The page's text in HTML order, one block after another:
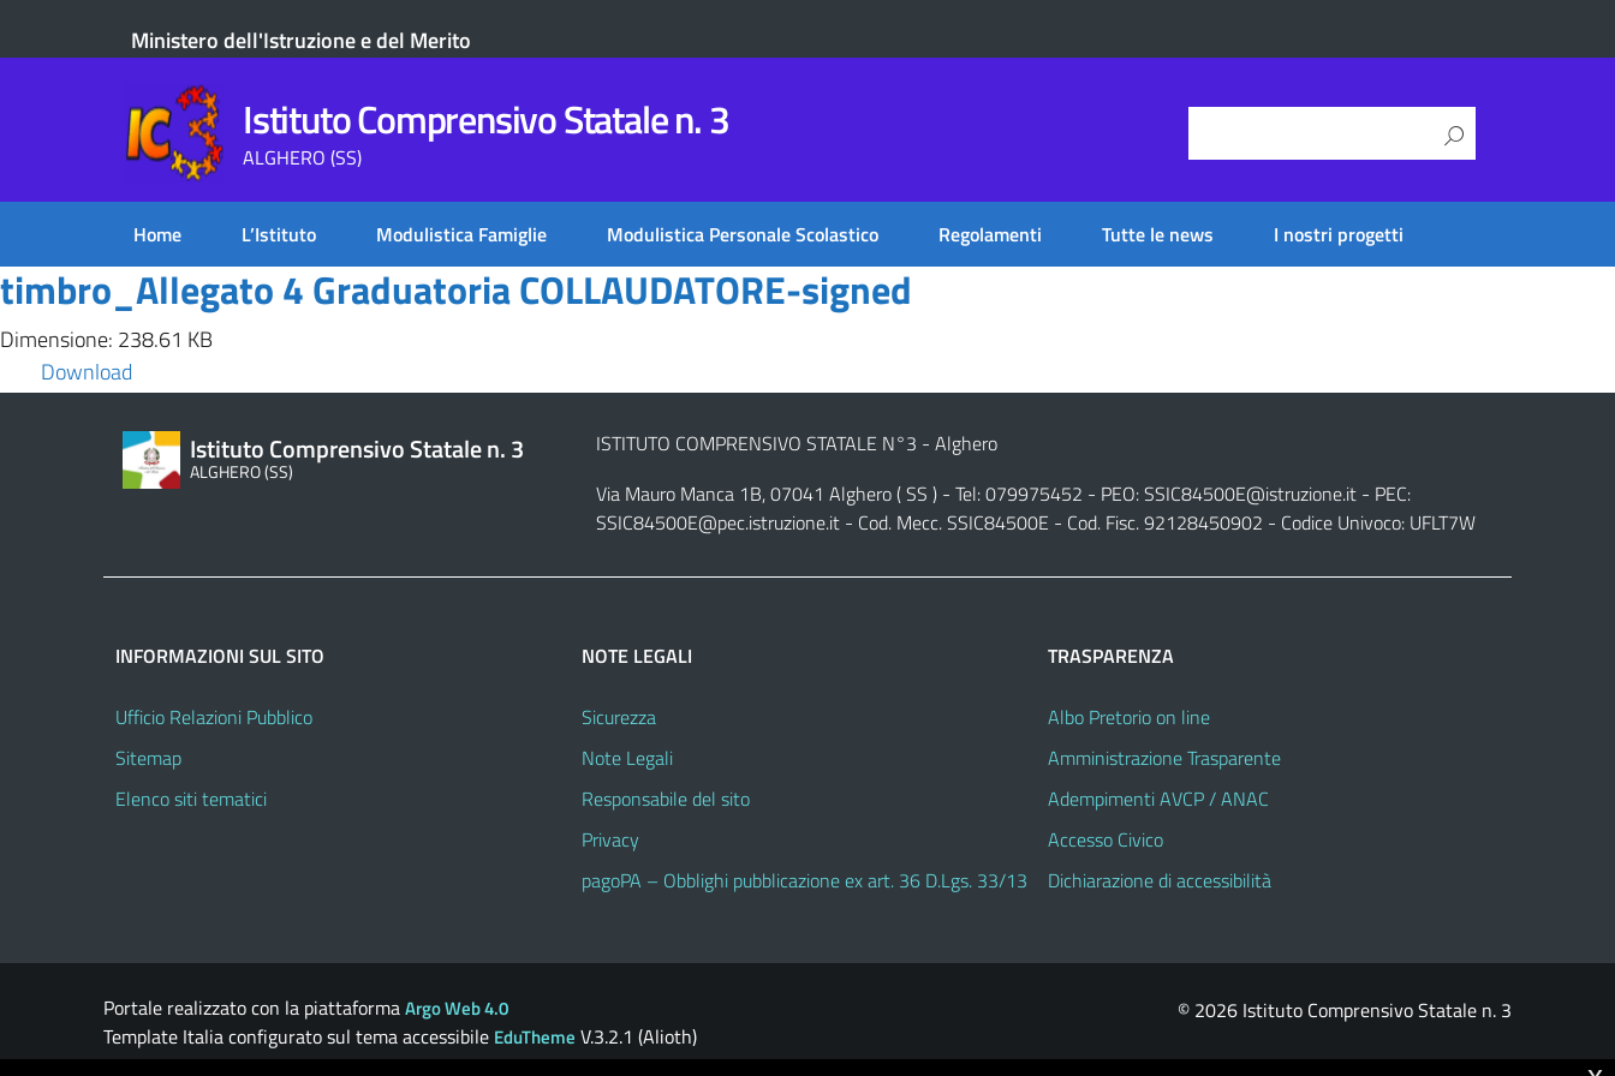
Ministero dell'Istruzione e del Merito
Istituto Comprensivo Statale n. 3
ALGHERO (SS)
Home L’Istituto Modulistica Famiglie Modulistica Personale Scolastico Regolamenti Tutte le news I nostri progetti
timbro_Allegato 4 Graduatoria COLLAUDATORE-signed
Dimensione: 238.61 KB
Download
Istituto Comprensivo Statale n. 3
ALGHERO (SS)
ISTITUTO COMPRENSIVO STATALE N°3 - Alghero
Via Mauro Manca 1B, 07041 Alghero ( SS ) - Tel: 079975452 - PEO:SSIC84500E@istruzione.it- PEC:
SSIC84500E@pec.istruzione.it- Cod. Mecc. SSIC84500E - Cod. Fisc. 92128450902 - Codice Univoco: UFLT7W
INFORMAZIONI SUL SITO
Ufficio Relazioni Pubblico
Sitemap
Elenco siti tematici
NOTE LEGALI
Sicurezza
Note Legali
Responsabile del sito
Privacy
pagoPA – Obblighi pubblicazione ex art. 36 D.Lgs. 33/13
TRASPARENZA
Albo Pretorio on line
Amministrazione Trasparente
Adempimenti AVCP / ANAC
Accesso Civico
Dichiarazione di accessibilità
Portale realizzato con la piattaformaArgo Web 4.0
Template Italia configurato sul tema accessibile EduTheme V.3.2.1 (Alioth)
© 2026 Istituto Comprensivo Statale n. 3